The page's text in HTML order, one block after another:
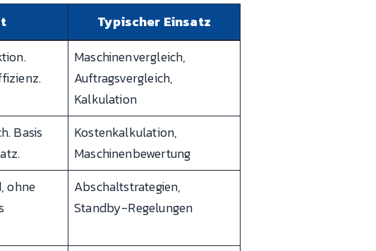
Typischer Einsatz
Maschinenvergleich,
Auftragsvergleich,
Kalkulation
Basis
Kostenkalkulation,
Maschinenbewertung
ohne
Abschaltstrategien,
Standby-Regelungen